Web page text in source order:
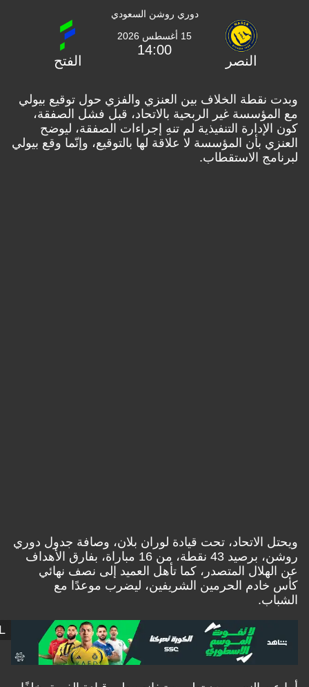
دوري روشن السعودي
15 أغسطس 2026
نقطة الخلاف بين العنزي والفزي حول توقيع بيولي
غير الربحية بالاتحاد، قبل فشل الصفقة،
التنفيذية لم تنهِ إجراءات الصفقة، ليوضح
بأن المؤسسة لا علاقة لها بالتوقيع، وإنّما وقع بيولي
الاستقطاب.
الاتحاد، تحت قيادة لوران بلان، وصافة جدول دوري
روشن، برصيد 43 نقطة، من 16 مباراة، بفارق الأهداف
المتصدر، كما تأهل العميد إلى نصف نهائي
الحرمين الشريفين، ليضرب موعدًا مع